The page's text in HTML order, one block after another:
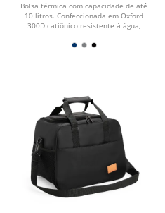
Bolsa térmica com capacidade de até
10 litros. Confeccionada em Oxford
300D catiônico resistente à água,